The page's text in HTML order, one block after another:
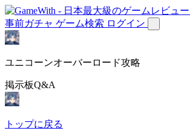
事前ガチャ ゲーム検索 ログイン
ユニコーンオーバーロード攻略
掲示板Q&A
トップに戻る